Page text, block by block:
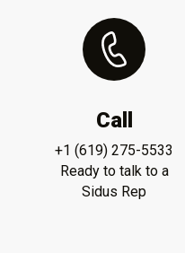
Call
+1 (619) 275-5533
Ready to talk to a
Sidus Rep